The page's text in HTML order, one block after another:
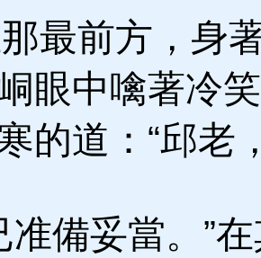
最前方，身
眼中噙著冷
的道：“邱老
備妥當。”